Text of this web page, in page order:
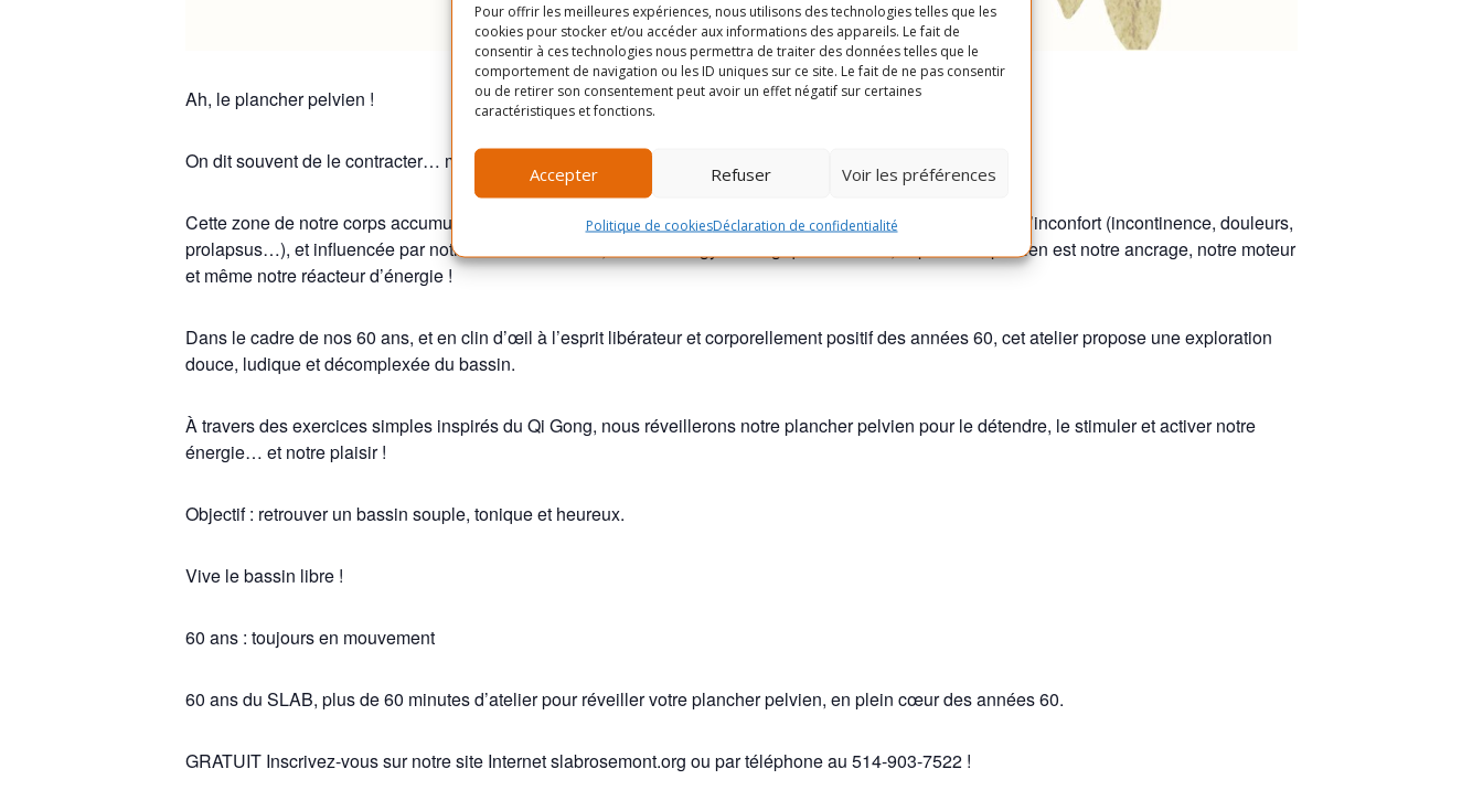
Pour offrir les meilleures expériences, nous utilisons des technologies telles que les
cookies pour stocker et/ou accéder aux informations des appareils. Le fait de
consentir à ces technologies nous permettra de traiter des données telles que le
comportement de navigation ou les ID uniques sur ce site. Le fait de ne pas consentir
ou de retirer son consentement peut avoir un effet négatif sur certaines
caractéristiques et fonctions.
Accepter Refuser Voir les préférences
Politique de cookiesDéclaration de confidentialité
Ah, le plancher pelvien !
On dit souvent de le contracter… mais comment, au juste ?
Cette zone de notre corps accumule souvent tensions, manque de tonus et fatigue. Elle est parfois liée à de l’inconfort (incontinence, douleurs,
prolapsus…), et influencée par notre santé intestinale, sexuelle et gynécologique. Pourtant, le plancher pelvien est notre ancrage, notre moteur
et même notre réacteur d’énergie !
Dans le cadre de nos 60 ans, et en clin d’œil à l’esprit libérateur et corporellement positif des années 60, cet atelier propose une exploration
douce, ludique et décomplexée du bassin.
À travers des exercices simples inspirés du Qi Gong, nous réveillerons notre plancher pelvien pour le détendre, le stimuler et activer notre
énergie… et notre plaisir !
Objectif : retrouver un bassin souple, tonique et heureux.
Vive le bassin libre !
60 ans : toujours en mouvement
60 ans du SLAB, plus de 60 minutes d’atelier pour réveiller votre plancher pelvien, en plein cœur des années 60.
GRATUIT Inscrivez-vous sur notre site Internet slabrosemont.org ou par téléphone au 514-903-7522 !